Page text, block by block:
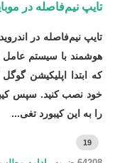
تایپ نیم‌فاصله در
هوشمند با سیستم عامل
که ابتدا اپلیکیشن
خود نصب کنید. سپس
را به این کیبورد تغی...
19